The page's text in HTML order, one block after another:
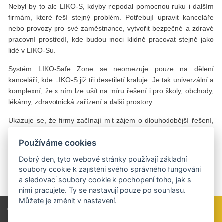
Nebyl by to ale LIKO-S, kdyby nepodal pomocnou ruku i dalším
firmám, které řeší stejný problém. Potřebují upravit kanceláře
nebo provozy pro své zaměstnance, vytvořit bezpečné a zdravé
pracovní prostředí, kde budou moci klidně pracovat stejně jako
lidé v LIKO-Su.
Systém LIKO-Safe Zone se neomezuje pouze na dělení
kanceláří, kde LIKO-S již tři desetiletí kraluje. Je tak univerzální a
komplexní, že s ním lze ušít na míru řešení i pro školy, obchody,
lékárny, zdravotnická zařízení a další prostory.
Ukazuje se, že firmy začínají mít zájem o dlouhodobější řešení,
nyní stává komplexní způsob ochrany, který zřejmě bude
zařízení.
Text a foto: LIKO-S
Celý článek si přečtěte v tištěné verzi TRADE
Používáme cookies
Dobrý den, tyto webové stránky používají základní
soubory cookie k zajištění svého správného fungování
a sledovací soubory cookie k pochopení toho, jak s
nimi pracujete. Ty se nastavují pouze po souhlasu.
Můžete je změnit v nastavení.